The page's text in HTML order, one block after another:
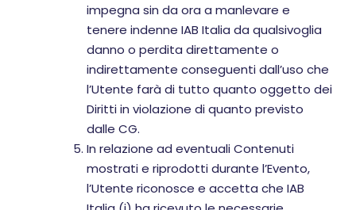
impegna sin da ora a manlevare e
tenere indenne IAB Italia da qualsivoglia
danno o perdita direttamente o
indirettamente conseguenti dall’uso che
l’Utente farà di tutto quanto oggetto dei
Diritti in violazione di quanto previsto
dalle CG.
In relazione ad eventuali Contenuti
mostrati e riprodotti durante l’Evento,
l’Utente riconosce e accetta che IAB